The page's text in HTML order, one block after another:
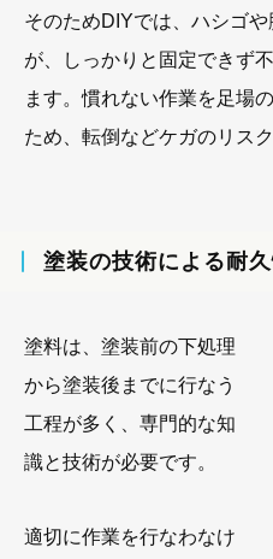
そのためDIYでは、ハシゴ
が、しっかりと固定できず
ます。慣れない作業を足場
ため、転倒などケガのリス
塗装の技術による耐
塗料は、塗装前の下処理
から塗装後までに行なう
工程が多く、専門的な知
識と技術が必要です。
適切に作業を行なわなけ